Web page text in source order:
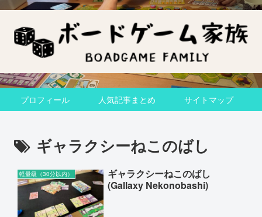
プロフィール 人気記事まとめ サイトマップ
ギャラクシーねこのばし
軽量級（30分以内）
ギャラクシーねこのばし
(Gallaxy Nekonobashi)